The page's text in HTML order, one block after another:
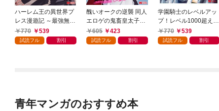
ハーレム王の異世界プ
レス漫遊記 ～最強無双
のおじさんはあらゆる
種族を嫁にする～（コ
770 539
試読フル 割引
醜いオークの逆襲 同人
エロゲの鬼畜皇太子に
転生した喪男の受難
（コミック） 1
605 423
試読フル 割引
学園騎士のレベルアッ
プ！レベル1000超えの
転生者、落ちこぼれク
ラスに入学。そして、
770 539
試読フル 割引
青年マンガのおすすめ本